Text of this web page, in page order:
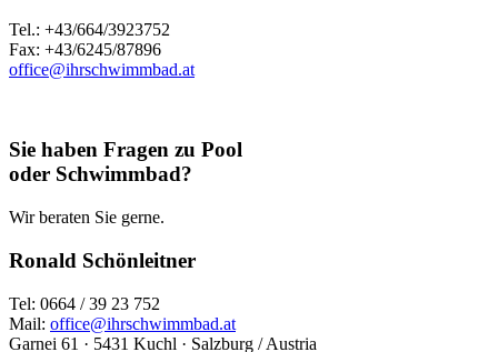
Tel.: +43/664/3923752
Fax: +43/6245/87896
office@ihrschwimmbad.at
Sie haben Fragen zu Pool
oder Schwimmbad?
Wir beraten Sie gerne.
Ronald Schönleitner
Tel: 0664 / 39 23 752
Mail: office@ihrschwimmbad.at
Garnei 61 · 5431 Kuchl · Salzburg / Austria